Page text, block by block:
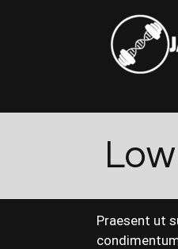
Praesent ut